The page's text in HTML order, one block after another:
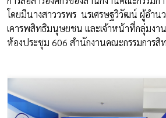
โดยมีนางสาววรพร นรเศรษฐวิวัฒน์ ผู้อำนว
เคารพสิทธิมนุษยชน และเจ้าหน้าที่กลุ่มงา
ห้องประชุม 606 สำนักงานคณะกรรมการ